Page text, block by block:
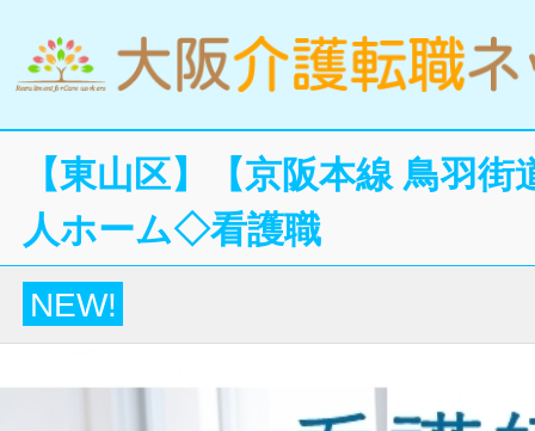
【東山区】【京阪本線 鳥羽
人ホーム◇看護職
NEW!